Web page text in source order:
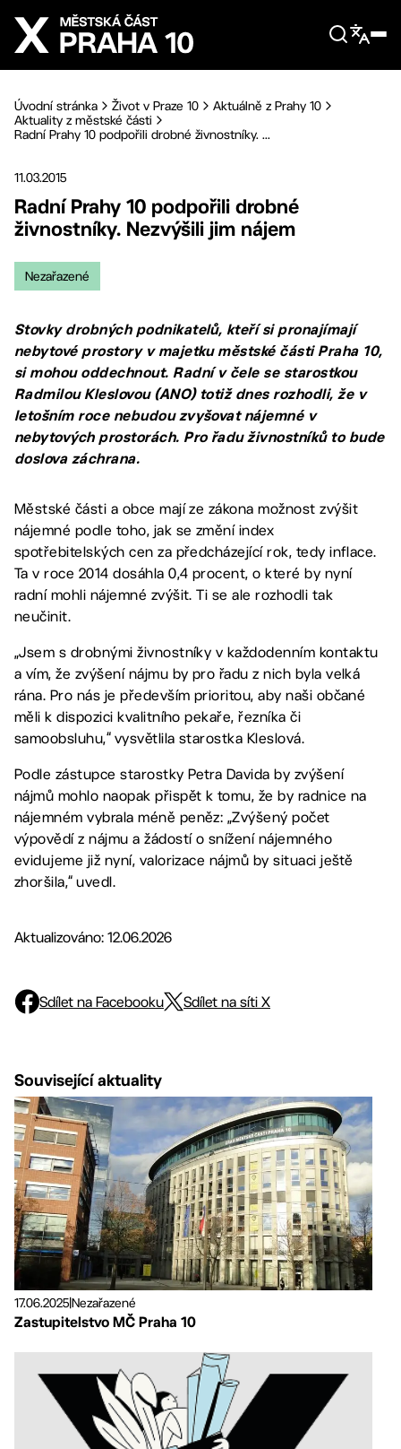
Přejít na hlavní obsah
Úvodní stránka Život v Praze 10
Aktuálně z Prahy 10
Aktuality z městské části
Radní Prahy 10 podpořili drobné živnostníky. ...
11.03.2015
Radní Prahy 10 podpořili drobné
živnostníky. Nezvýšili jim nájem
Nezařazené
Stovky drobných podnikatelů, kteří si pronajímají
nebytové prostory v majetku městské části Praha 10,
si mohou oddechnout. Radní v čele se starostkou
Radmilou Kleslovou (ANO) totiž dnes rozhodli, že v
letošním roce nebudou zvyšovat nájemné v
nebytových prostorách. Pro řadu živnostníků to bude
doslova záchrana.
Městské části a obce mají ze zákona možnost zvýšit
nájemné podle toho, jak se změní index
spotřebitelských cen za předcházející rok, tedy inflace.
Ta v roce 2014 dosáhla 0,4 procent, o které by nyní
radní mohli nájemné zvýšit. Ti se ale rozhodli tak
neučinit.
„Jsem s drobnými živnostníky v každodenním kontaktu
a vím, že zvýšení nájmu by pro řadu z nich byla velká
rána. Pro nás je především prioritou, aby naši občané
měli k dispozici kvalitního pekaře, řezníka či
samoobsluhu,“ vysvětlila starostka Kleslová.
Podle zástupce starostky Petra Davida by zvýšení
nájmů mohlo naopak přispět k tomu, že by radnice na
nájemném vybrala méně peněz: „Zvýšený počet
výpovědí z nájmu a žádostí o snížení nájemného
evidujeme již nyní, valorizace nájmů by situaci ještě
zhoršila,“ uvedl.
Aktualizováno: 12.06.2026
Sdílet na Facebooku Sdílet na síti X
Související aktuality
17.06.2025Nezařazené
Zastupitelstvo MČ Praha 10